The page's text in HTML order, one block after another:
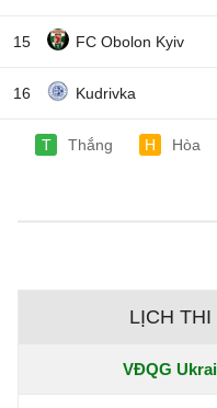
15 FC Obolon Kyiv
16 Kudrivka
T Thắng H Hòa
LỊCH
VĐQG